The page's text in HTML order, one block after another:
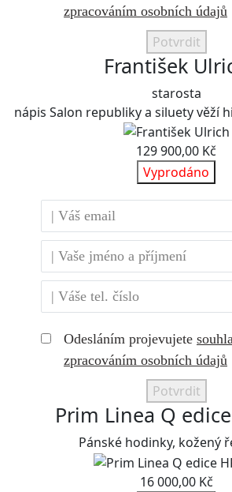
zpracováním osobních údajů
Potvrdit
František
starosta
nápis Salon republiky a siluety věží
129 900,00 Kč
Vyprodáno
Odesláním projevujete
zpracováním osobních údajů
Potvrdit
Prim Linea Q
Pánské hodinky, kožený
16 000,00 Kč